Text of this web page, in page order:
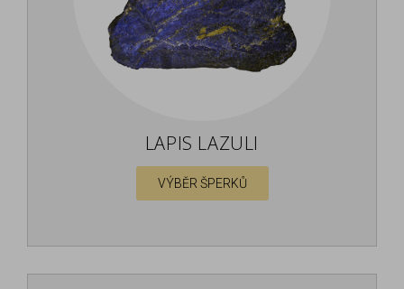
LAPIS LAZULI
VÝBĚR ŠPERKŮ